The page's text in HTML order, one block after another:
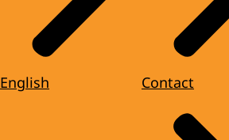
English Contact